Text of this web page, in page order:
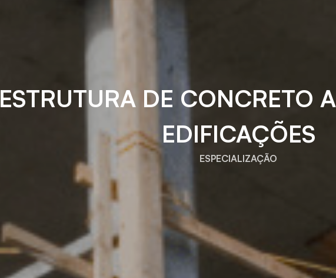
ESTRUTURA DE CONCRETO
EDIFICAÇÕES
ESPECIALIZAÇÃO